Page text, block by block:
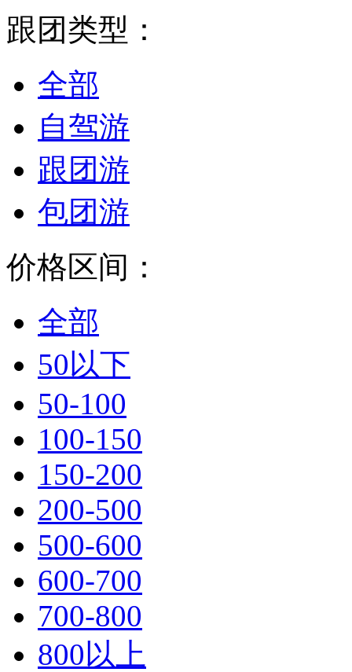
跟团类型：
全部
自驾游
跟团游
包团游
价格区间：
全部
50以下
50-100
100-150
150-200
200-500
500-600
600-700
700-800
800以上